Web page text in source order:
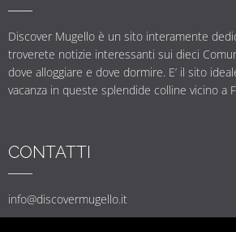
Discover Mugello è un sito interamente
troverete notizie interessanti sui dieci
dove alloggiare e dove dormire. E’ il sito
vacanza in queste splendide colline vicino a
CONTATTI
info@discovermugello.it